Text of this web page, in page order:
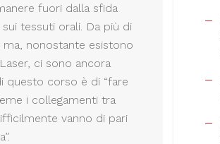
fuori dalla sfida
tessuti orali. Da più di
nonostante esistono
ci sono ancora
questo corso è di “fare
i collegamenti tra
vanno di pari